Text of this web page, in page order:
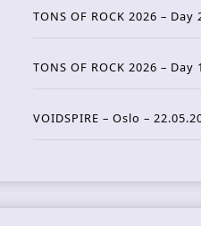
TONS OF ROCK 2026 – Day
TONS OF ROCK 2026 – Day
VOIDSPIRE – Oslo –